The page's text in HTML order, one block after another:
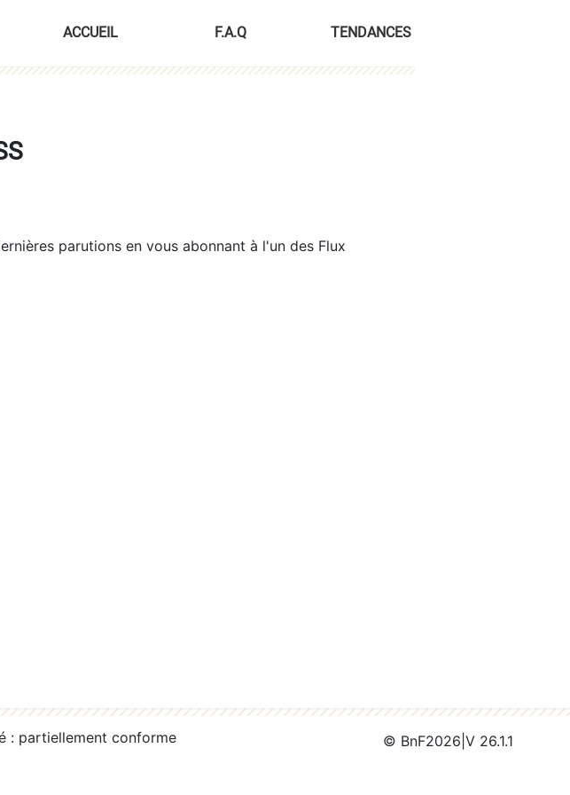
ACCUEIL F.A.Q TENDANCES
parutions en vous abonnant à l'un des Flux
: partiellement conforme © BnF2026 V 26.1.1